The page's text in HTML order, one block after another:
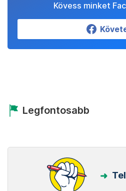
Kövess minket
Legfontosabb